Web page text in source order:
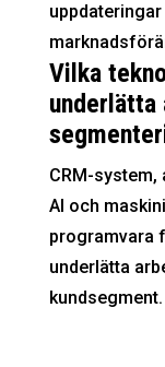
Vilka
underlätta
CRM-system,
AI och
programvara
underlätta
kundsegment.